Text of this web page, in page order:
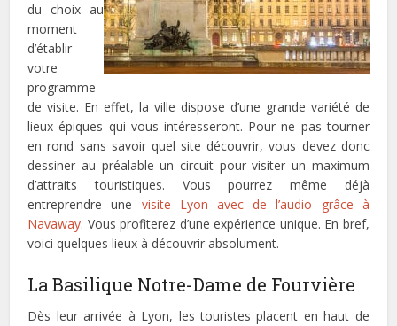
du choix au
moment
d’établir
votre
programme
de visite. En effet, la ville dispose d’une grande variété de
lieux épiques qui vous intéresseront. Pour ne pas tourner
en rond sans savoir quel site découvrir, vous devez donc
dessiner au préalable un circuit pour visiter un maximum
d’attraits touristiques. Vous pourrez même déjà
entreprendre une visite Lyon avec de l’audio grâce à
Navaway. Vous profiterez d’une expérience unique. En bref,
voici quelques lieux à découvrir absolument.
La Basilique Notre-Dame de Fourvière
Dès leur arrivée à Lyon, les touristes placent en haut de